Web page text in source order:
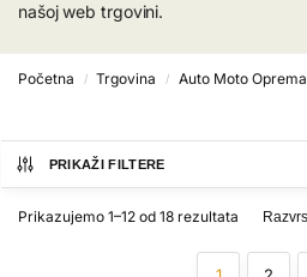
našoj web trgovini.
Početna / Trgovina / Auto Moto Oprema
PRIKAŽI FILTERE
Prikazujemo 1–12 od 18 rezultata